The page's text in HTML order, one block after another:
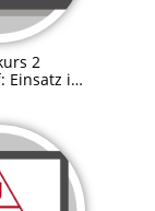
2
Einsatz in